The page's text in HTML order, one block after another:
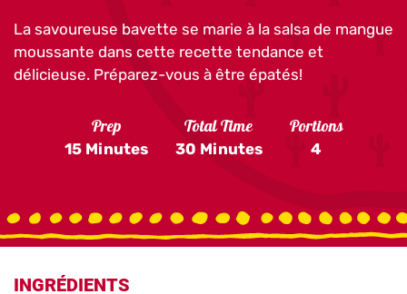
La savoureuse bavette se marie à la salsa de mangue
moussante dans cette recette tendance et
délicieuse. Préparez-vous à être épatés!
Prep
15 Minutes
Total Time
30 Minutes
Portions
4
INGRÉDIENTS